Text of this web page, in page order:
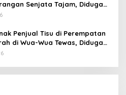
Senjata Tajam, Diduga
Penjual Tisu di Perempatan
di Wua-Wua Tewas, Diduga
Tabrak Lari